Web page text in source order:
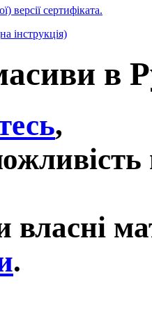
версії сертифіката.
інструкція)
в
,
власні
.